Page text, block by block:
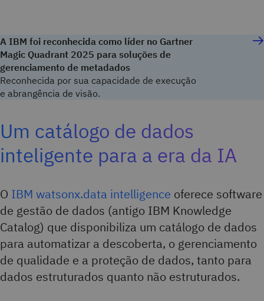
A IBM foi reconhecida como líder no Gartner
Magic Quadrant 2025 para soluções de
gerenciamento de metadados
Reconhecida por sua capacidade de execução
e abrangência de visão.
Um catálogo de dados
inteligente para a era da IA
O IBM watsonx.data intelligence oferece software
de gestão de dados (antigo IBM Knowledge
Catalog) que disponibiliza um catálogo de dados
para automatizar a descoberta, o gerenciamento
de qualidade e a proteção de dados, tanto para
dados estruturados quanto não estruturados.